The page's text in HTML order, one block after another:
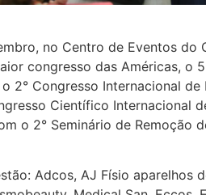
no Centro de Eventos do
congresso das Américas, o
2° Congresso Internacional de
Científico Internacional
o 2° Seminário de Remoção
Adcos, AJ Físio aparelhos